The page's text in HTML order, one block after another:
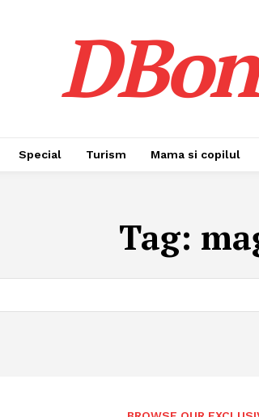
Special Turism Mama si copilul
Tag: